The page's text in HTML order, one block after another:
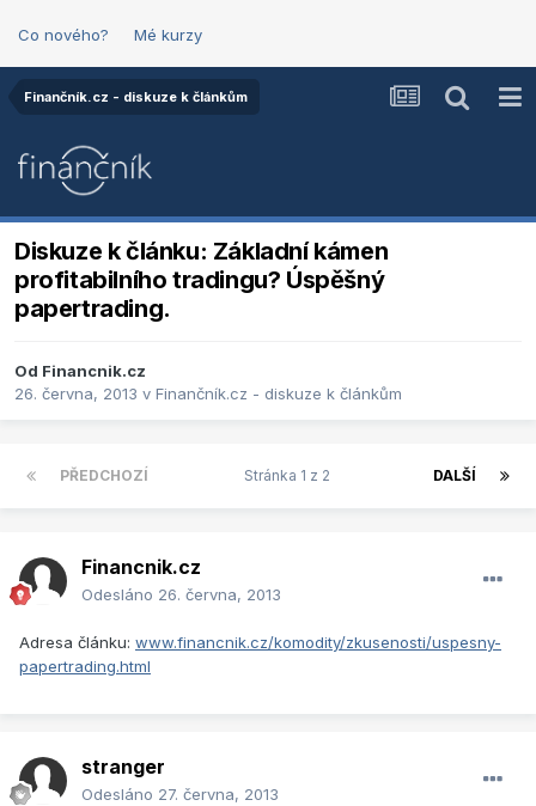
Co nového? Mé kurzy
Finančník.cz - diskuze k článkům
Diskuze k článku: Základní kámen
profitabilního tradingu? Úspěšný
papertrading.
Od Financnik.cz
26. června, 2013 v Finančník.cz - diskuze k článkům
PŘEDCHOZÍ DALŠÍ
Stránka 1 z 2
Financnik.cz
Odesláno 26. června, 2013
Adresa článku: www.financnik.cz/komodity/zkusenosti/uspesny-
papertrading.html
stranger
Odesláno 27. června, 2013